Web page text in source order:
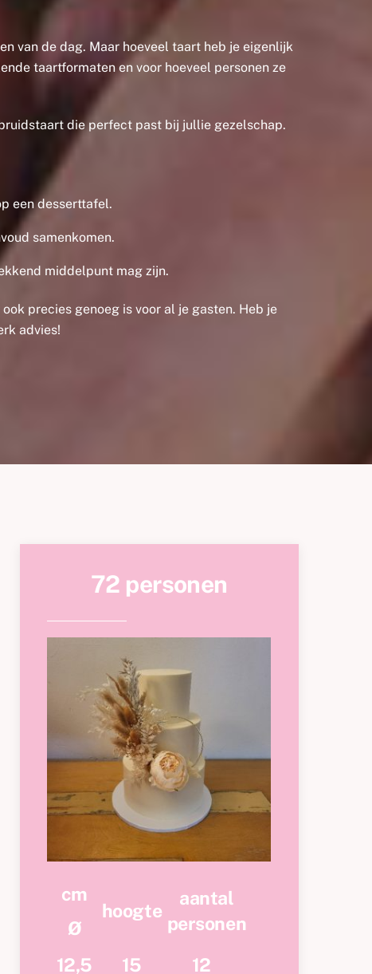
van de dag. Maar hoeveel taart heb je eigenlijk
taartformaten en voor hoeveel personen ze
die perfect past bij jullie gezelschap.
een desserttafel.
samenkomen.
middelpunt mag zijn.
precies genoeg is voor al je gasten. Heb je
advies!
72 personen
cm
Ø
hoogte
aantal
personen
12,5
15 12